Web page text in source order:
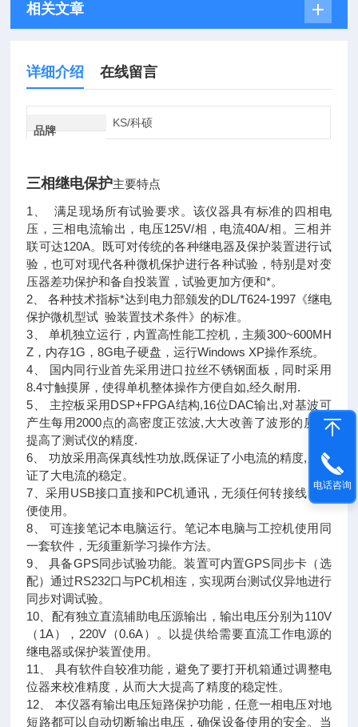
相关文章
详细介绍 在线留言
品牌
KS/科硕
三相继电保护主要特点
1、 满足现场所有试验要求。该仪器具有标准的四相电
压，三相电流输出，电压125V/相，电流40A/相。三相并
联可达120A。既可对传统的各种继电器及保护装置进行试
验，也可对现代各种微机保护进行各种试验，特别是对变
压器差功保护和备自投装置，试验更加方便和*。
2、 各种技术指标*达到电力部颁发的DL/T624-1997《继电
保护微机型试 验装置技术条件》的标准。
3、 单机独立运行，内置高性能工控机，主频300~600MH
Z，内存1G，8G电子硬盘，运行Windows XP操作系统。
4、 国内同行业首先采用进口拉丝不锈钢面板，同时采用
8.4寸触摸屏，使得单机整体操作方便自如,经久耐用.
5、 主控板采用DSP+FPGA结构,16位DAC输出,对基波可
产生每用2000点的高密度正弦波,大大改善了波形的质量,
提高了测试仪的精度.
6、 功放采用高保真线性功放,既保证了小电流的精度,又保
证了大电流的稳定。
7、采用USB接口直接和PC机通讯，无须任何转接线，方
便使用。
8、 可连接笔记本电脑运行。笔记本电脑与工控机使用同
一套软件，无须重新学习操作方法。
9、 具备GPS同步试验功能。装置可内置GPS同步卡（选
配）通过RS232口与PC机相连，实现两台测试仪异地进行
同步对调试验。
10、配有独立直流辅助电压源输出，输出电压分别为110V
（1A），220V（0.6A）。以提供给需要直流工作电源的
继电器或保护装置使用。
11、 具有软件自较准功能，避免了要打开机箱通过调整电
位器来校准精度，从而大大提高了精度的稳定性。
12、 本仪器有输出电压短路保护功能，任意一相电压对地
短路都可以自动切断输出电压，确保设备使用的安全。当
电话咨询